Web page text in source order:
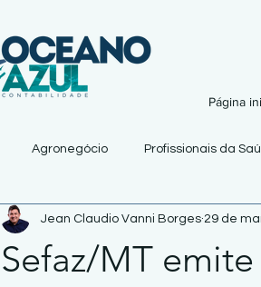
Página
Agronegócio Profissionais da
Sefaz/MT
Jean Claudio Vanni Borges 29 de